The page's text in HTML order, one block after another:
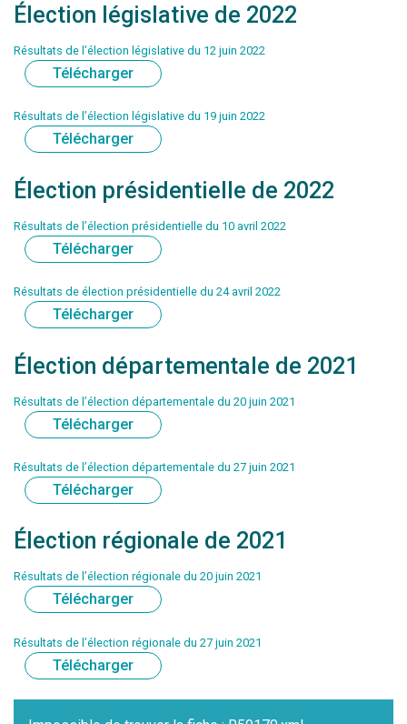
Élection législative de 2022
Résultats de l’élection législative du 12 juin 2022
Télécharger
Résultats de l’élection législative du 19 juin 2022
Télécharger
Élection présidentielle de 2022
Résultats de l’élection présidentielle du 10 avril 2022
Télécharger
Résultats de élection présidentielle du 24 avril 2022
Télécharger
Élection départementale de 2021
Résultats de l’élection départementale du 20 juin 2021
Télécharger
Résultats de l’élection départementale du 27 juin 2021
Télécharger
Élection régionale de 2021
Résultats de l’élection régionale du 20 juin 2021
Télécharger
Résultats de l’élection régionale du 27 juin 2021
Télécharger